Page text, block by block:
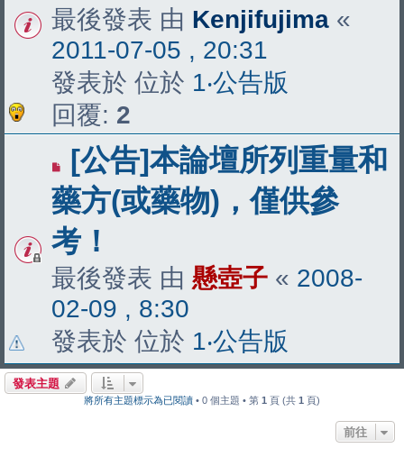
最後發表 由 Kenjifujima «
2011-07-05 , 20:31
發表於 位於 1‧公告版
回覆: 2
[公告]本論壇所列重量和
藥方(或藥物)，僅供參
考！
最後發表 由 懸壺子 « 2008-
02-09 , 8:30
發表於 位於 1‧公告版
發表主題
將所有主題標示為已閱讀 • 0 個主題 • 第 1 頁 (共 1 頁)
前往